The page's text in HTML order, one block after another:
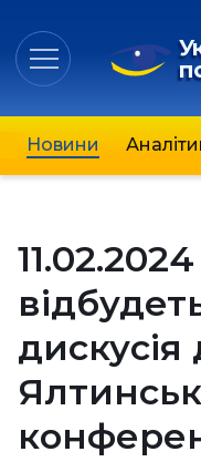
Новини
дискусія